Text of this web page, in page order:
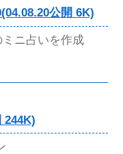
公開 6K)
ニ占いを作成
244K)